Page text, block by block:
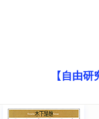
【自由